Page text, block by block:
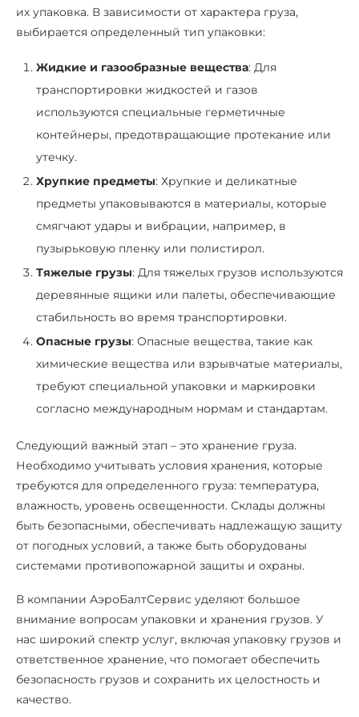
их упаковка. В зависимости от характера груза,
выбирается определенный тип упаковки:
Жидкие и газообразные вещества: Для
транспортировки жидкостей и газов
используются специальные герметичные
контейнеры, предотвращающие протекание или
утечку.
Хрупкие предметы: Хрупкие и деликатные
предметы упаковываются в материалы, которые
смягчают удары и вибрации, например, в
пузырьковую пленку или полистирол.
Тяжелые грузы: Для тяжелых грузов используются
деревянные ящики или палеты, обеспечивающие
стабильность во время транспортировки.
Опасные грузы: Опасные вещества, такие как
химические вещества или взрывчатые материалы,
требуют специальной упаковки и маркировки
согласно международным нормам и стандартам.
Следующий важный этап – это хранение груза.
Необходимо учитывать условия хранения, которые
требуются для определенного груза: температура,
влажность, уровень освещенности. Склады должны
быть безопасными, обеспечивать надлежащую защиту
от погодных условий, а также быть оборудованы
системами противопожарной защиты и охраны.
В компании АэроБалтСервис уделяют большое
внимание вопросам упаковки и хранения грузов. У
нас широкий спектр услуг, включая упаковку грузов и
ответственное хранение, что помогает обеспечить
безопасность грузов и сохранить их целостность и
качество.